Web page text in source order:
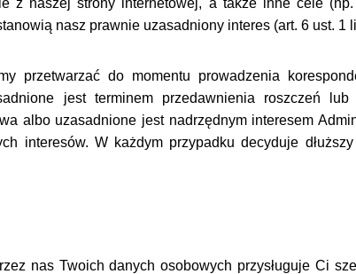
z naszej strony internetowej, a także inne cele
nasz prawnie uzasadniony interes (art. 6 ust. 1
przetwarzać do momentu prowadzenia
jest terminem przedawnienia roszczeń
albo uzasadnione jest nadrzędnym interesem
interesów. W każdym przypadku decyduje
nas Twoich danych osobowych przysługuje Ci